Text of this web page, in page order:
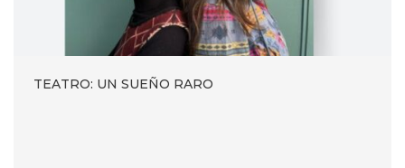
TEATRO: UN SUEÑO RARO